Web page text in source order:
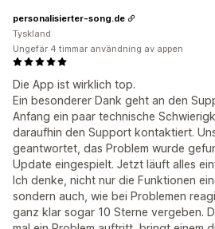
Die App ist wirklich top.
Ein besonderer Dank geht an den
Anfang ein paar technische
daraufhin den Support kontaktiert.
geantwortet, das Problem wurde
Update eingespielt. Jetzt läuft alles
Ich denke, nicht nur die Funktionen
sondern auch, wie bei Problemen
ganz klar sogar 10 Sterne vergeben.
personalisierter-song.de
Tyskland
Ungefär 4 timmar användning av appen